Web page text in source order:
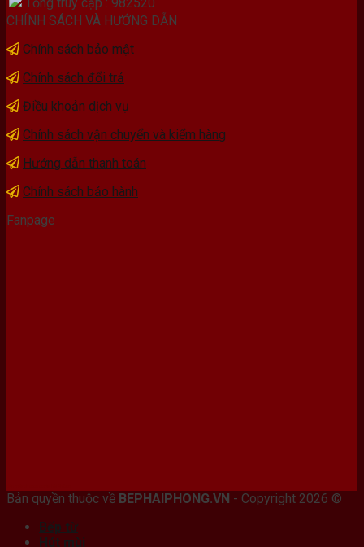
CHÍNH SÁCH VÀ HƯỚNG DẪN
Chính sách bảo mật
Chính sách đổi trả
Điều khoản dịch vụ
Chính sách vận chuyển và kiểm hàng
Hướng dẫn thanh toán
Chính sách bảo hành
Fanpage
Bản quyền thuộc về BEPHAIPHONG.VN - Copyright 2026 ©
Bếp từ
Hút mùi